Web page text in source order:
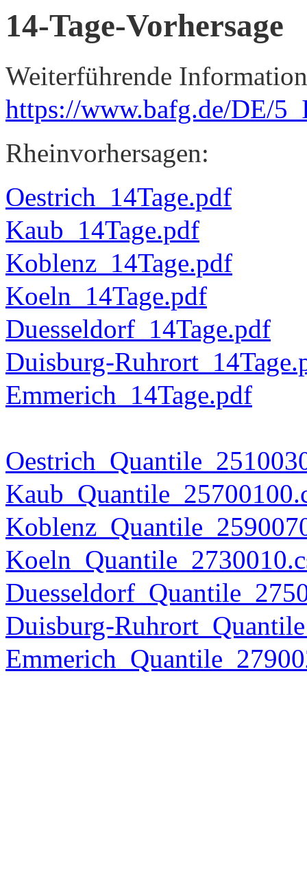
14-Tage-Vorhersage
Weiterführende
https://www.bafg.de/DE/
Rheinvorhersagen:
Oestrich_14Tage.pdf
Kaub_14Tage.pdf
Koblenz_14Tage.pdf
Koeln_14Tage.pdf
Duesseldorf_14Tage.pdf
Duisburg-
Emmerich_14Tage.pdf
Duisburg-